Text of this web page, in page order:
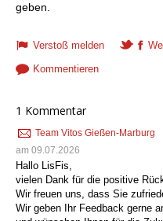
geben.
Verstoß melden
Kommentieren
1 Kommentar
Team Vitos Gießen-Marburg
am 09.07.2026
Hallo LisFis,
vielen Dank für die positive
Wir freuen uns, dass Sie
Wir geben Ihr Feedback gerne